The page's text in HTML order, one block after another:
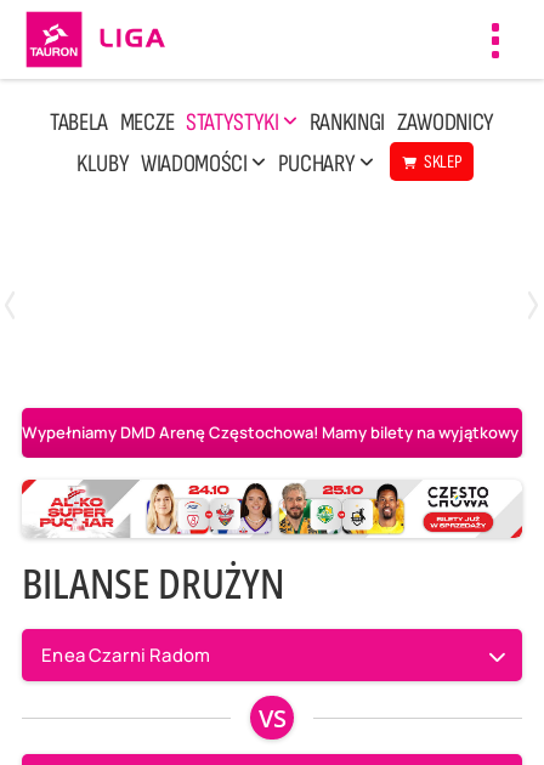
TABELA MECZE STATYSTYKI RANKINGI ZAWODNICY
KLUBY WIADOMOŚCI PUCHARY SKLEP
Wypełniamy DMD Arenę Częstochowa! Mamy bilety na wyjątkowy
BILANSE DRUŻYN
Enea Czarni Radom
VS